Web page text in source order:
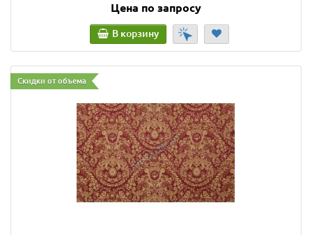
Цена по запросу
В корзину
Скидки от объема